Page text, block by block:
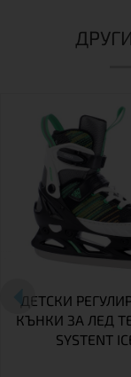
ДЕТСКИ
КЪНКИ ЗА ЛЕД
SYSTENT